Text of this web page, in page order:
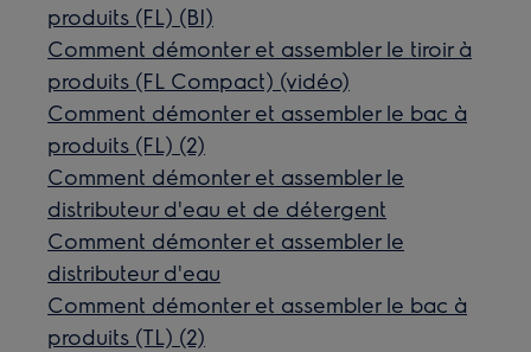
produits (FL) (BI)
Comment démonter et assembler le tiroir à
produits (FL Compact) (vidéo)
Comment démonter et assembler le bac à
produits (FL) (2)
Comment démonter et assembler le
distributeur d'eau et de détergent
Comment démonter et assembler le
distributeur d'eau
Comment démonter et assembler le bac à
produits (TL) (2)